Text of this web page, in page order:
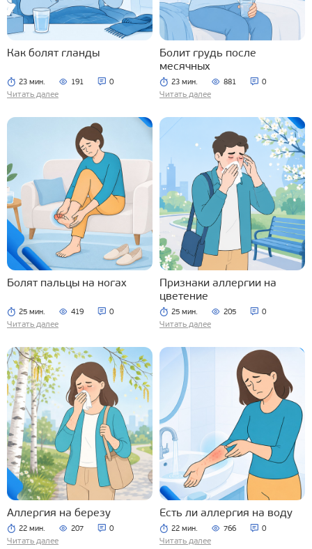
Как болят гланды
23 мин. 191 0
Читать далее
Болит грудь после
месячных
23 мин. 881 0
Читать далее
Болят пальцы на ногах
25 мин. 419 0
Читать далее
Признаки аллергии на
цветение
25 мин. 205 0
Читать далее
Аллергия на березу
22 мин. 207 0
Читать далее
Есть ли аллергия на воду
22 мин. 766 0
Читать далее